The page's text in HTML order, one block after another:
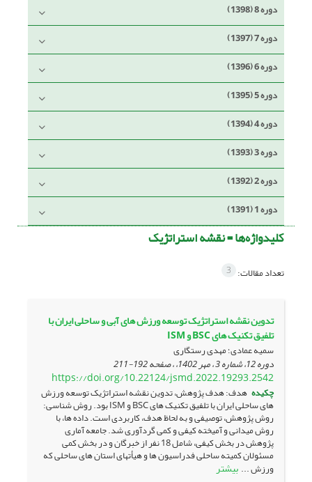
دوره 8 (1398)
دوره 7 (1397)
دوره 6 (1396)
دوره 5 (1395)
دوره 4 (1394)
دوره 3 (1393)
دوره 2 (1392)
دوره 1 (1391)
کلیدواژه‌ها =نقشه استراتژیک
تعداد مقالات: 3
تدوین نقشه استراتژیک توسعه ورزش های آبی و ساحلی ایران با
تلفیق تکنیک های BSC و ISM
سمیه عمادی؛ مهدی رستگاری
دوره 12، شماره 3 ، مهر 1402، ، صفحه 192-211
https://doi.org/10.22124/jsmd.2022.19293.2542
چکیده هدف: هدف پژوهش، تدوین نقشه استراتژیک توسعه ورزش
های ساحلی ایران با تلفیق تکنیک های BSC و ISM بود. روش شناسی:
روش پژوهش، توصیفی و به لحاظ هدف، کاربردی است. داده ها، با
روش میدانی و آمیخته کیفی و کمی گردآوری شد. جامعه آماری
پژوهش در بخش کیفی، شامل 18 نفر از خبرگان و در بخش کمی
مسئولان کمیته ساحلی فدراسیون ها و هیأتهای استان های ساحلی که
ورزش ... بیشتر